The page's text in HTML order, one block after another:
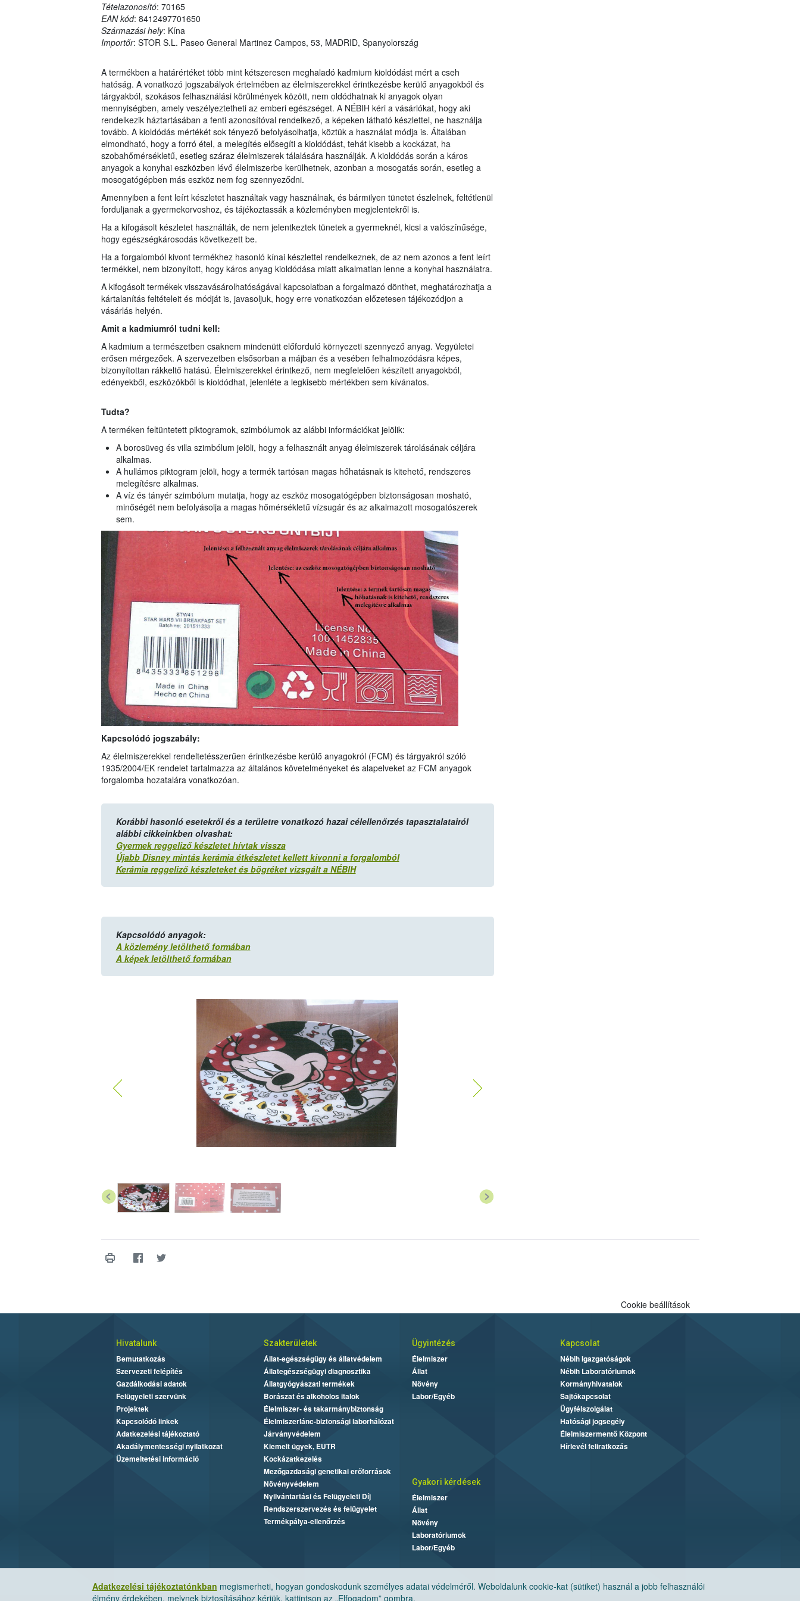
Tételazonosító: 70165
EAN kód: 8412497701650
Származási hely: Kína
Importőr: STOR S.L. Paseo General Martinez Campos, 53, MADRID, Spanyolország
A termékben a határértéket több mint kétszeresen meghaladó kadmium kioldódást mért a cseh
hatóság. A vonatkozó jogszabályok értelmében az élelmiszerekkel érintkezésbe kerülő anyagokból és
tárgyakból, szokásos felhasználási körülmények között, nem oldódhatnak ki anyagok olyan
mennyiségben, amely veszélyeztetheti az emberi egészséget. A NÉBIH kéri a vásárlókat, hogy aki
rendelkezik háztartásában a fenti azonosítóval rendelkező, a képeken látható készlettel, ne használja
tovább. A kioldódás mértékét sok tényező befolyásolhatja, köztük a használat módja is. Általában
elmondható, hogy a forró étel, a melegítés elősegíti a kioldódást, tehát kisebb a kockázat, ha
szobahőmérsékletű, esetleg száraz élelmiszerek tálalására használják. A kioldódás során a káros
anyagok a konyhai eszközben lévő élelmiszerbe kerülhetnek, azonban a mosogatás során, esetleg a
mosogatógépben más eszköz nem fog szennyeződni.
Amennyiben a fent leírt készletet használtak vagy használnak, és bármilyen tünetet észlelnek, feltétlenül
forduljanak a gyermekorvoshoz, és tájékoztassák a közleményben megjelentekről is.
Ha a kifogásolt készletet használták, de nem jelentkeztek tünetek a gyermeknél, kicsi a valószínűsége,
hogy egészségkárosodás következett be.
Ha a forgalomból kivont termékhez hasonló kínai készlettel rendelkeznek, de az nem azonos a fent leírt
termékkel, nem bizonyított, hogy káros anyag kioldódása miatt alkalmatlan lenne a konyhai használatra.
A kifogásolt termékek visszavásárolhatóságával kapcsolatban a forgalmazó dönthet, meghatározhatja a
kártalanítás feltételeit és módját is, javasoljuk, hogy erre vonatkozóan előzetesen tájékozódjon a
vásárlás helyén.
Amit a kadmiumról tudni kell:
A kadmium a természetben csaknem mindenütt előforduló környezeti szennyező anyag. Vegyületei
erősen mérgezőek. A szervezetben elsősorban a májban és a vesében felhalmozódásra képes,
bizonyítottan rákkeltő hatású. Élelmiszerekkel érintkező, nem megfelelően készített anyagokból,
edényekből, eszközökből is kioldódhat, jelenléte a legkisebb mértékben sem kívánatos.
Tudta?
A terméken feltüntetett piktogramok, szimbólumok az alábbi információkat jelölik:
A borosüveg és villa szimbólum jelöli, hogy a felhasznált anyag élelmiszerek tárolásának céljára
alkalmas.
A hullámos piktogram jelöli, hogy a termék tartósan magas hőhatásnak is kitehető, rendszeres
melegítésre alkalmas.
A víz és tányér szimbólum mutatja, hogy az eszköz mosogatógépben biztonságosan mosható,
minőségét nem befolyásolja a magas hőmérsékletű vízsugár és az alkalmazott mosogatószerek
sem.
Kapcsolódó jogszabály:
Az élelmiszerekkel rendeltetésszerűen érintkezésbe kerülő anyagokról (FCM) és tárgyakról szóló
1935/2004/EK rendelet tartalmazza az általános követelményeket és alapelveket az FCM anyagok
forgalomba hozatalára vonatkozóan.
Korábbi hasonló esetekről és a területre vonatkozó hazai célellenőrzés tapasztalatairól
alábbi cikkeinkben olvashat:
Gyermek reggeliző készletet hívtak vissza
Újabb Disney mintás kerámia étkészletet kellett kivonni a forgalomból
Kerámia reggeliző készleteket és bögréket vizsgált a NÉBIH
Kapcsolódó anyagok:
A közlemény letölthető formában
A képek letölthető formában
Adatkezelési tájékoztatónkban megismerheti, hogyan gondoskodunk személyes adatai védelméről. Weboldalunk cookie-kat (sütiket) használ a jobb felhasználói
élmény érdekében, melynek biztosításához kérjük, kattintson az „Elfogadom” gombra.
Cookie beállítások
Hivatalunk
Bemutatkozás
Szervezeti felépítés
Gazdálkodási adatok
Felügyeleti szervünk
Projektek
Kapcsolódó linkek
Adatkezelési tájékoztató
Akadálymentességi nyilatkozat
Üzemeltetési információ
Szakterületek
Állat-egészségügy és állatvédelem
Állategészségügyi diagnosztika
Állatgyógyászati termékek
Borászat és alkoholos italok
Élelmiszer- és takarmánybiztonság
Élelmiszerlánc-biztonsági laborhálózat
Járványvédelem
Kiemelt ügyek, EUTR
Kockázatkezelés
Mezőgazdasági genetikai erőforrások
Növényvédelem
Nyilvántartási és Felügyeleti Díj
Rendszerszervezés és felügyelet
Termékpálya-ellenőrzés
Ügyintézés
Élelmiszer
Állat
Növény
Labor/Egyéb
Kapcsolat
Nébih Igazgatóságok
Nébih Laboratóriumok
Kormányhivatalok
Sajtókapcsolat
Ügyfélszolgálat
Hatósági jogsegély
Élelmiszermentő Központ
Hírlevél feliratkozás
Gyakori kérdések
Élelmiszer
Állat
Növény
Laboratóriumok
Labor/Egyéb